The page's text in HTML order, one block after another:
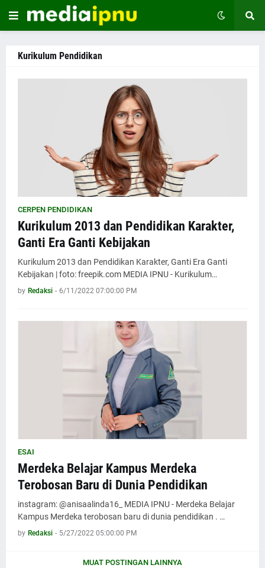
Kurikulum Pendidikan
CERPEN PENDIDIKAN
Kurikulum 2013 dan Pendidikan Karakter,
Ganti Era Ganti Kebijakan
Kurikulum 2013 dan Pendidikan Karakter, Ganti Era Ganti
Kebijakan | foto: freepik.com MEDIA IPNU - Kurikulum…
by Redaksi - 6/11/2022 07:00:00 PM
ESAI
Merdeka Belajar Kampus Merdeka
Terobosan Baru di Dunia Pendidikan
instagram: @anisaalinda16_ MEDIA IPNU - Merdeka Belajar
Kampus Merdeka terobosan baru di dunia pendidikan . …
by Redaksi - 5/27/2022 05:00:00 PM
MUAT POSTINGAN LAINNYA